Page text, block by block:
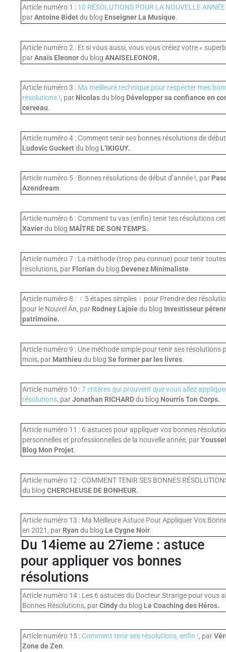
Article numéro 1 : 10 RÉSOLUTIONS POUR LA NOUVELLE
parAntoine Bidetdu blog Enseigner La Musique.
Article numéro 2 : Et si vous aussi, vous vous créiez votre «
parAnaïs Eleonordu blog ANAISELEONOR.
Article numéro 3 : Ma meilleure technique pour respecter mes
résolutions !, par Nicolasdu blog Développer sa confiance en
cerveau.
Article numéro 4 : Comment tenir ses bonnes résolutions de début
Ludovic Guckertdu blog L’IKIGUY.
Article numéro 5 : Bonnes résolutions de début d’année !, par
Azendream.
Article numéro 6 : Comment tu vas (enfin) tenir tes résolutions
Xavierdu blog MAÎTRE DE SON TEMPS.
Article numéro 7 : La méthode (trop peu connue) pour tenir
résolutions, par Florian du blog Devenez Minimaliste.
Article numéro 8 : ﹛5 étapes simples﹜pour Prendre des
pour le Nouvel An, par Rodney Lajoiedu blog Investisseur
patrimoine.
Article numéro 9 : Une méthode simple pour tenir ses résolutions
mois, par Matthieu du blog Se former par les livres.
Article numéro 10 :7 critères qui prouvent que vous allez
résolutions, parJonathan RICHARDdu blog Nourris Ton Corps.
Article numéro 11 : 6 astuces pour appliquer vos bonnes
personnelles et professionnelles de la nouvelle année, par
Blog Mon Projet.
Article numéro 12 : COMMENT TENIR SES BONNES
du blog CHERCHEUSE DE BONHEUR.
Article numéro 13 : Ma Meilleure Astuce Pour Appliquer Vos
en 2021, par Ryan du blog Le Cygne Noir.
Du 14ieme au 27ieme : astuce
pour appliquer vos bonnes
résolutions
Article numéro 14 : Les 6 astuces du Docteur Strange pour vous
Bonnes Résolutions, parCindydu blog Le Coaching des Héros.
Article numéro 15 : Comment tenir ses résolutions, enfin !, par
Zone de Zen.